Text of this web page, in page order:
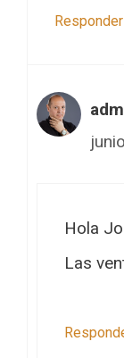
Responder
Hola
Las